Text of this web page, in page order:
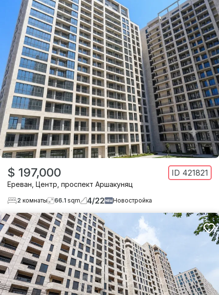
$ 197,000 ID 421821
Ереван Центр проспект Аршакуняц
2 комнаты 66.1 sqm 4/22 Новостройка